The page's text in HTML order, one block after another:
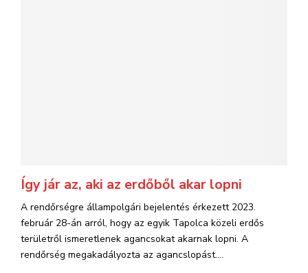
Így jár az, aki az erdőből akar lopni
A rendőrségre állampolgári bejelentés érkezett 2023.
február 28-án arról, hogy az egyik Tapolca közeli erdős
területről ismeretlenek agancsokat akarnak lopni. A
rendőrség megakadályozta az agancslopást....